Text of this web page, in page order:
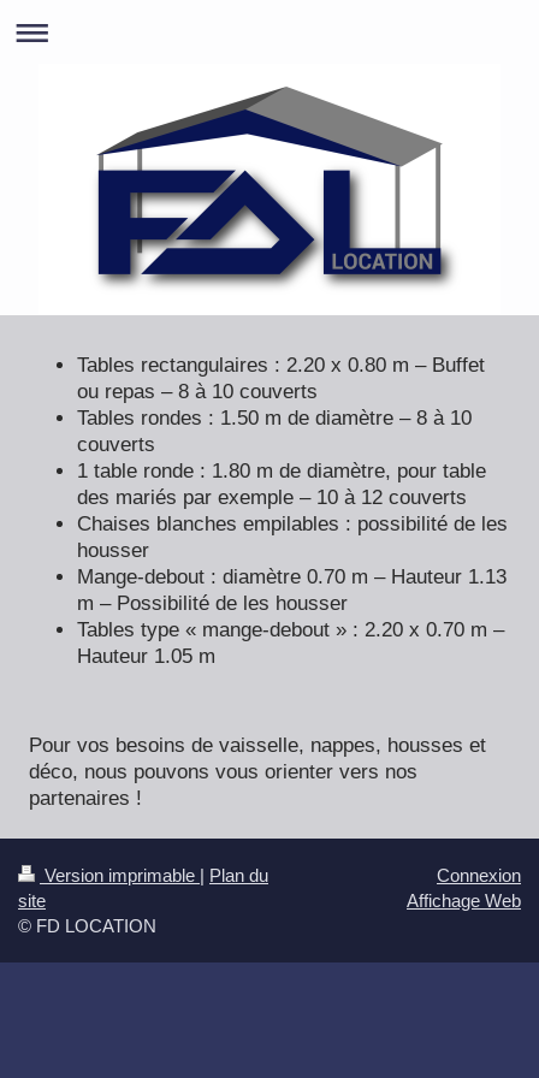
Tables rectangulaires : 2.20 x 0.80 m – Buffet
ou repas – 8 à 10 couverts
Tables rondes : 1.50 m de diamètre – 8 à 10
couverts
1 table ronde : 1.80 m de diamètre, pour table
des mariés par exemple – 10 à 12 couverts
Chaises blanches empilables : possibilité de les
housser
Mange-debout : diamètre 0.70 m – Hauteur 1.13
m – Possibilité de les housser
Tables type « mange-debout » : 2.20 x 0.70 m –
Hauteur 1.05 m
Pour vos besoins de vaisselle, nappes, housses et
déco, nous pouvons vous orienter vers nos
partenaires !
Version imprimable | Plan du
site
© FD LOCATION
Connexion
Affichage Web